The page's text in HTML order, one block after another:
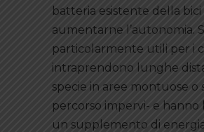
batteria esistente della bici
aumentarne l’autonomia.
particolarmente utili per i
intraprendono lunghe
specie in aree montuose o
percorso impervi- e hanno
un supplemento di energia